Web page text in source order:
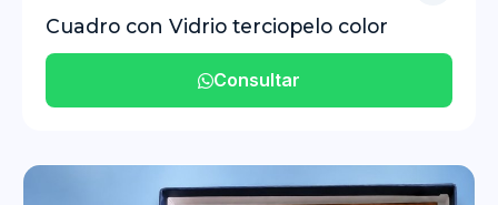
Cuadro con Vidrio terciopelo color
Consultar